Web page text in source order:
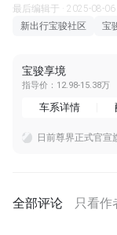
最后编辑于 · 2025-08-06
新出行宝骏社区
宝
宝骏享境
指导价：12.98-15.38万
车系详情
全部评论 只看作